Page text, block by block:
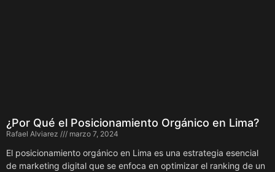
¿Por Qué el Posicionamiento Orgánico en Lima?
Rafael Alviarez marzo 7, 2024
El posicionamiento orgánico en Lima es una estrategia esencial
de marketing digital que se enfoca en optimizar el ranking de un